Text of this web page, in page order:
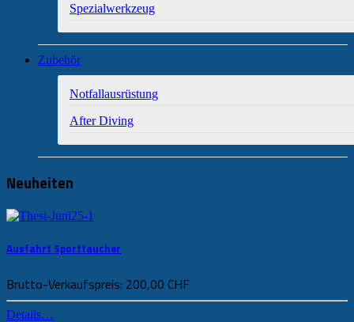
Spezialwerkzeug
Zubehör
Notfallausrüstung
After Diving
Neuheiten
Ausfahrt Sporttaucher
Brutto-Verkaufspreis: 200,00 CHF
Details…